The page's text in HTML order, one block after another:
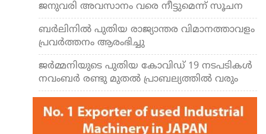
ജനുവരി അവസാനം വരെ നീട്ടുമെന്ന് സൂചന
ബര്‍ലിനില്‍ പുതിയ രാജ്യാന്തര വിമാനത്താവളം
പ്രവര്‍ത്തനം ആരംഭിച്ചു
ജര്‍മ്മനിയുടെ പുതിയ കോവിഡ് 19 നടപടികള്‍
നവംബര്‍ രണ്ടു മുതല്‍ പ്രാബല്യത്തില്‍ വരും